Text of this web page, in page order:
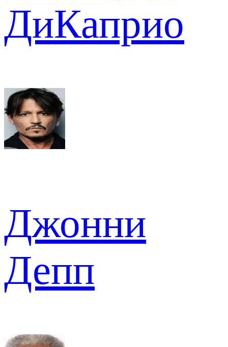
ДиКаприо
Джонни
Депп